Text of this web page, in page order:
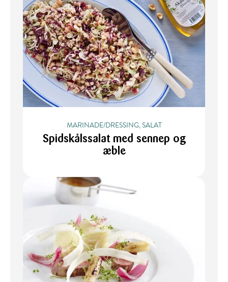
MARINADE/DRESSING, SALAT
Spidskålssalat med sennep og
æble